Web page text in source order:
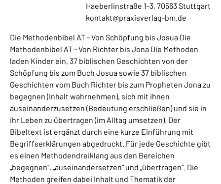
Haeberlinstraße 1-3, 70563 Stuttgart
kontakt@praxisverlag-bm.de
Die Methodenbibel AT - Von Schöpfung bis Josua Die
Methodenbibel AT - Von Richter bis Jona Die Methoden
laden Kinder ein, 37 biblischen Geschichten von der
Schöpfung bis zum Buch Josua sowie 37 biblischen
Geschichten vom Buch Richter bis zum Propheten Jona zu
begegnen (Inhalt wahrnehmen), sich mit ihnen
auseinanderzusetzen (Bedeutung erschließen) und sie in
ihr Leben zu übertragen (im Alltag umsetzen). Der
Bibeltext ist ergänzt durch eine kurze Einführung mit
Begriffserklärungen abgedruckt. Für jede Geschichte gibt
es einen Methodendreiklang aus den Bereichen
„begegnen“, „auseinandersetzen“ und „übertragen“. Die
Methoden greifen dabei Inhalt und Thematik der